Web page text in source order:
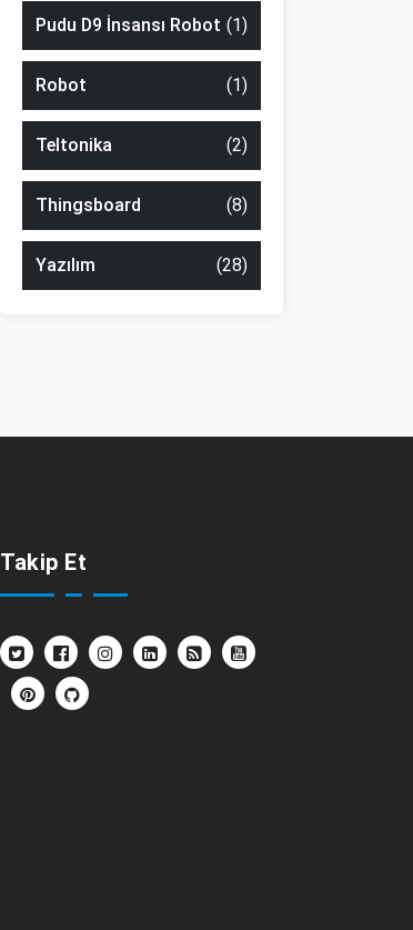
Pudu D9 İnsansı Robot (1)
Robot (1)
Teltonika (2)
Thingsboard (8)
Yazılım (28)
Takip Et